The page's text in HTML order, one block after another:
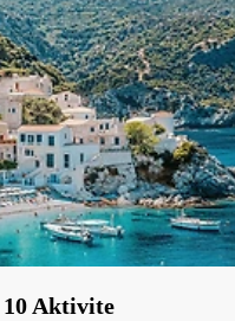
10 Aktivite